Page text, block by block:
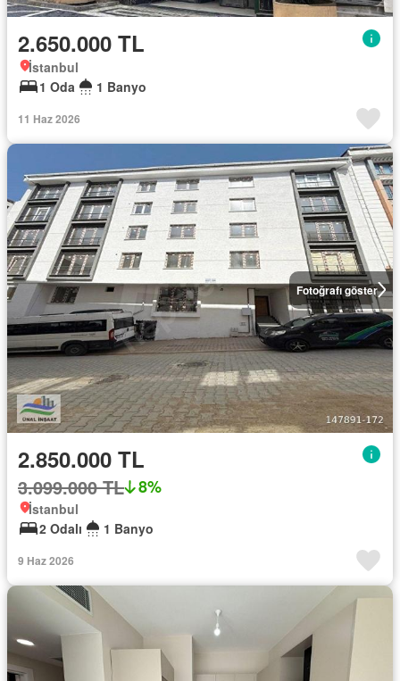
2.650.000 TL
İstanbul
1 Oda
1 Banyo
11 Haz 2026
Fotoğrafı göster
2.850.000 TL
3.099.000 TL 8%
İstanbul
2 Odalı
1 Banyo
9 Haz 2026